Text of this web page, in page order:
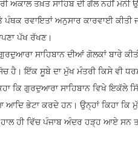
ਅਕਾਲ ਤਖ਼ਤ ਸਾਹਿਬ ਦੀ ਗੱਲ ਨਹੀਂ ਮੰਨੀ
ਰਵਾਇਤਾਂ ਅਨੁਸਾਰ ਕਾਰਵਾਈ
ਪੱਖ ਰੱਖਣ।
ਸਾਹਿਬਾਨ ਦੀਆਂ ਗੋਲਕਾਂ ਬਾਰੇ
ਹੈ। ਇੱਕ ਸੂਬੇ ਦਾ ਮੁੱਖ ਮੰਤਰੀ ਕਿਸੇ ਵੀ
ਕਿ ਗੁਰਦੁਆਰਾ ਸਾਹਿਬਾਨ ਵਿਖੇ
ਭੇਟਾ ਕਰਦੇ ਹਨ। ਉਨ੍ਹਾਂ ਕਿਹਾ ਕਿ
ਹਾਲ ਹੀ ਵਿੱਚ ਪੰਜਾਬ ਅੰਦਰ ਹੜ੍ਹ ਆਏ